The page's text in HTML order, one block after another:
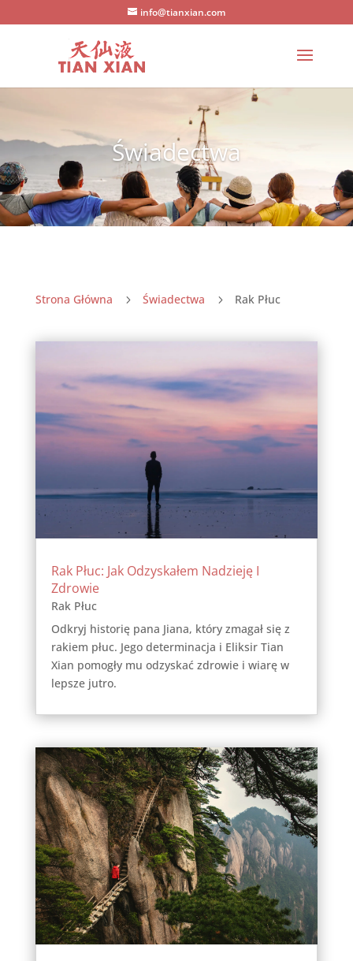
info@tianxian.com
Świadectwa
Strona Główna 5 Świadectwa 5 Rak Płuc
Rak Płuc: Jak Odzyskałem Nadzieję I
Zdrowie
Rak Płuc
Odkryj historię pana Jiana, który zmagał się z
rakiem płuc. Jego determinacja i Eliksir Tian
Xian pomogły mu odzyskać zdrowie i wiarę w
lepsze jutro.